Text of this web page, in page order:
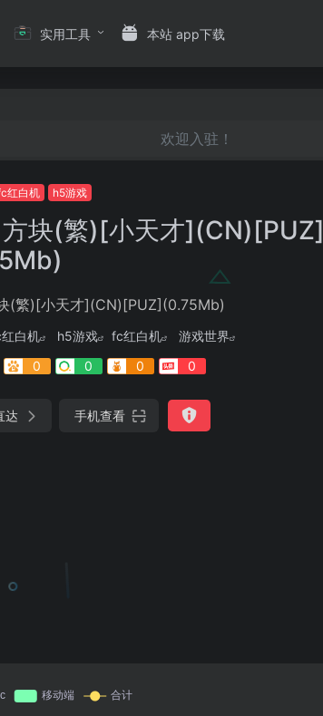
实用工具 本站 app下载
欢迎入驻！
红白机 h5游戏
块(繁)[小天才](CN)[PUZ]
(繁)[小天才](CN)[PUZ](0.75Mb)
白机 h5游戏 fc红白机
游戏世界
0 0 0 0
达 手机查看